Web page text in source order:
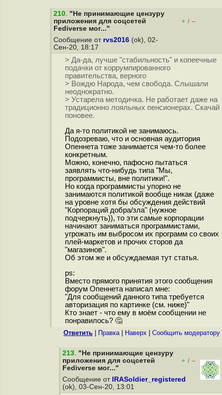
210. "Не принимающие цензуру
приложения для соцсетей
Fediverse мог..."
+ / –
Сообщение от rvs2016 (ok), 02-
Сен-20, 18:17
> Да-да, лучше "стабильность" и копеечные
подачки от коррумпированного
правительства, верного
> Вождю Народа, чем свобода. Слышали
неоднократно.
> Устарела методичка. Не работает даже на
традиционно лояльных пенсионерах. Скачай
поновее.
Да я-то политикой не занимаюсь.
Подозреваю, что и основная аудитория
Опеннета тоже занимается чем-то более
конкретным.
Можно, конечно, пафосно пытаться
заявлять что-нибудь типа "Мы,
программисты, вне политики!".
Но когда программисты упорно не
занимаются политикой вообще никак (даже
на уровне хотя бы обсуждения действий
"Корпораций добра/зла" (нужное
подчеркнуть)), то эти самые корпорации
начинают заниматься программистами,
угрожать им выбросом их программ со своих
плей-маркетов и прочих сторов да
"магазинов".
Об этом же и обсуждаемая тут статья.
ps:
Вместо прямого принятия этого сообщения
форум Опеннета написал мне:
"Для сообщений данного типа требуется
авторизация по картинке (см. ниже)"
Кто знает - что ему в моём сообщении не
понравилось? 🤔
Ответить Правка| Наверх Cообщить модератору
213. "Не принимающие цензуру
приложения для соцсетей
Fediverse мог..."
+ / –
Сообщение от
IRASoldier_registered
(ok), 03-Сен-20, 13:01